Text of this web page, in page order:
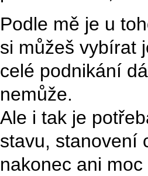
Podle mě je u
si můžeš vybírat
celé podnikání
nemůže.
Ale i tak je
stavu, stanovení
nakonec ani